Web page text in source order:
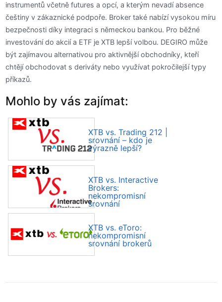
instrumentů včetně futures a opcí, a kterým nevadí absence
češtiny v zákaznické podpoře. Broker také nabízí vysokou míru
bezpečnosti díky integraci s německou bankou. Pro běžné
investování do akcií a ETF je XTB lepší volbou. DEGIRO může
být zajímavou alternativou pro aktivnější obchodníky, kteří
chtějí obchodovat s deriváty nebo využívat pokročilejší typy
příkazů.
Mohlo by vás zajímat:
XTB vs. Trading 212 |
srovnání – kdo je
výrazně lepší?
XTB vs. Interactive
Brokers:
nekompromisní
srovnání
XTB vs. eToro:
nekompromisní
srovnání brokerů